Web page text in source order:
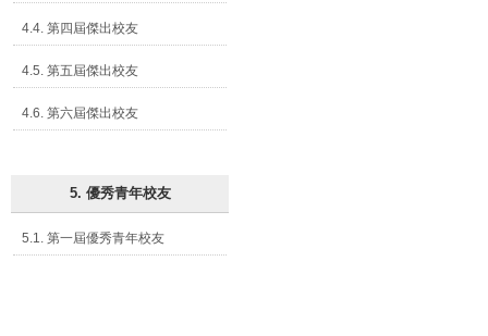
4.4. 第四屆傑出校友
4.5. 第五屆傑出校友
4.6. 第六屆傑出校友
5. 優秀青年校友
5.1. 第一屆優秀青年校友